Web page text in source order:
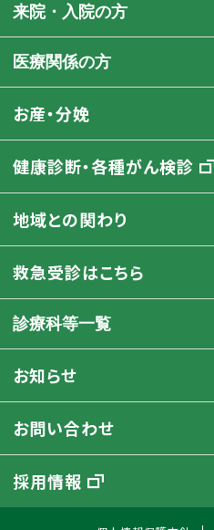
来院・入院の方
医療関係の方
お産・分娩
健康診断・各種がん検診
地域との関わり
救急受診はこちら
診療科等一覧
お知らせ
お問い合わせ
採用情報